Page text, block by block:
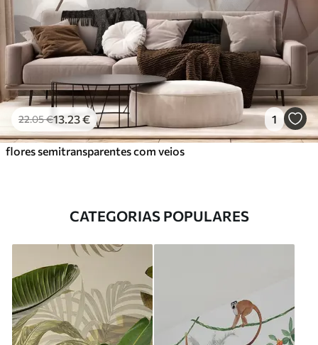
22.05€13 .23€ 1
flores semitransparentes com veios
CATEGORIAS POPULARES